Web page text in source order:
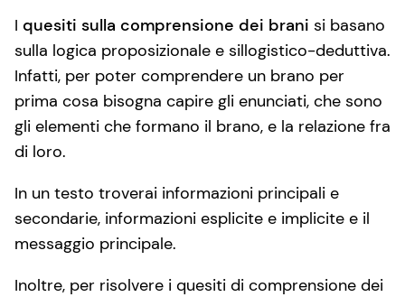
I quesiti sulla comprensione dei brani si basano
sulla logica proposizionale e sillogistico-deduttiva.
Infatti, per poter comprendere un brano per
prima cosa bisogna capire gli enunciati, che sono
gli elementi che formano il brano, e la relazione fra
di loro.
In un testo troverai informazioni principali e
secondarie, informazioni esplicite e implicite e il
messaggio principale.
Inoltre, per risolvere i quesiti di comprensione dei